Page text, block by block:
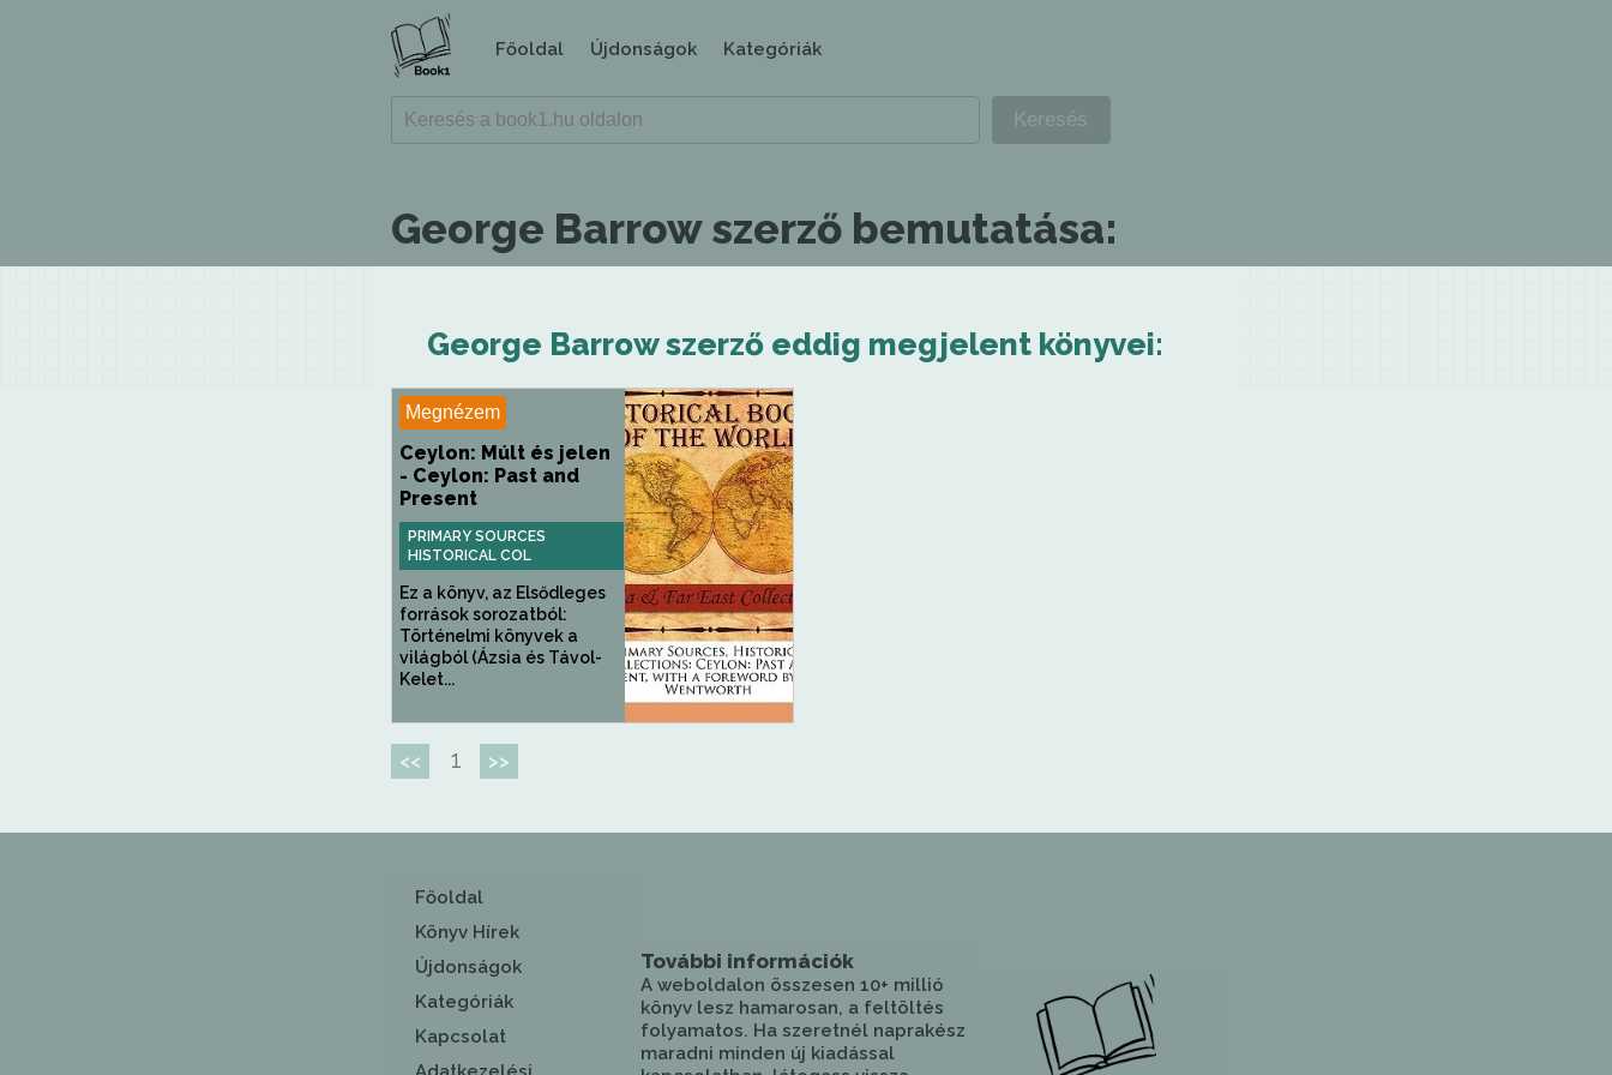
Főoldal Újdonságok Kategóriák
George Barrow szerző bemutatása:
George Barrow szerző eddig megjelent könyvei:
Megnézem
Ceylon: Múlt és jelen
- Ceylon: Past and
Present
PRIMARY SOURCES
HISTORICAL COL
Ez a könyv, az Elsődleges
források sorozatból:
Történelmi könyvek a
világból (Ázsia és Távol-
Kelet...
<< 1 >>
Főoldal
Könyv Hírek
Újdonságok
Kategóriák
Kapcsolat
További információk
A weboldalon összesen 10+ millió
könyv lesz hamarosan, a feltöltés
folyamatos. Ha szeretnél naprakész
maradni minden új kiadással